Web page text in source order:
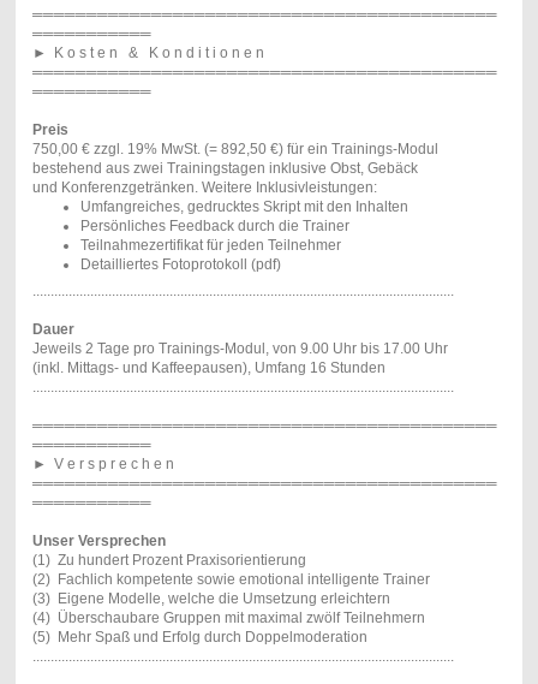
═══════════════════════════════════════════
═══════════
►
K o s t e n & K o n d i t i o n e n
═══════════════════════════════════════════
═══════════
Preis
750,00 € zzgl. 19% MwSt. (= 892,50 €) für ein Trainings-Modul
bestehend aus zwei Trainingstagen inklusive Obst, Gebäck
und Konferenzgetränken. Weitere Inklusivleistungen:
Umfangreiches, gedrucktes Skript mit den Inhalten
Persönliches Feedback durch die Trainer
Teilnahmezertifikat für jeden Teilnehmer
Detailliertes Fotoprotokoll (pdf)
.....................................................................................................................
Dauer
Jeweils 2 Tage pro Trainings-Modul, von 9.00 Uhr bis 17.00 Uhr
(inkl. Mittags- und Kaffeepausen), Umfang 16 Stunden
.....................................................................................................................
═══════════════════════════════════════════
═══════════
►
V e r s p r e c h e n
═══════════════════════════════════════════
═══════════
Unser Versprechen
(1) Zu hundert Prozent Praxisorientierung
(2) Fachlich kompetente sowie emotional intelligente Trainer
(3) Eigene Modelle, welche die Umsetzung erleichtern
(4) Überschaubare Gruppen mit maximal zwölf Teilnehmern
(5) Mehr Spaß und Erfolg durch Doppelmoderation
.....................................................................................................................